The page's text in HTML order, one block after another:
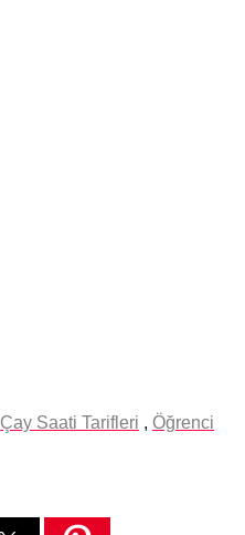
Çay Saati Tarifleri , Öğrenci